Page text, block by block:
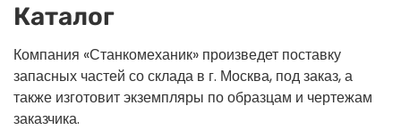
Каталог
Компания «Станкомеханик» произведет поставку
запасных частей со склада в г. Москва, под заказ, а
также изготовит экземпляры по образцам и чертежам
заказчика.